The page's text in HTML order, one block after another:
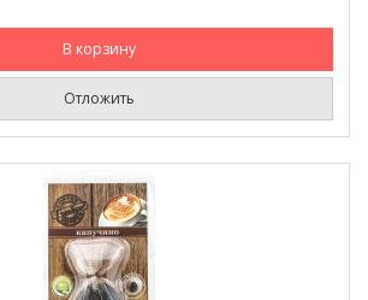
В корзину
Отложить